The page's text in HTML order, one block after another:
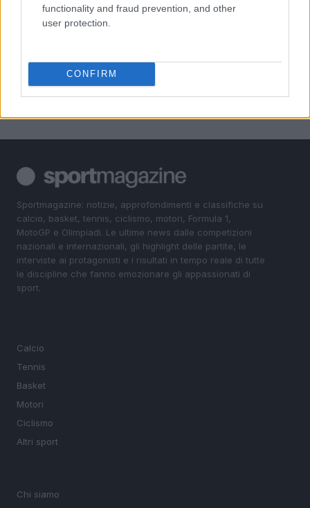
functionality and fraud prevention, and other
user protection.
CONFIRM
Il Córdoba ha ottenuto il II Trofeo Puertas dopo aver
sconfitto il Rayo ai rigori.
5
neve a bassa quota
Sportmagazine: notizie, approfondimenti e classifiche su
calcio, basket, tennis, ciclismo, motori, Formula 1,
MotoGP e Olimpiadi. Le ultime news dalle competizioni
nazionali e internazionali, gli highlight delle partite, le
interviste ai protagonisti e i risultati in tempo reale di tutte
le discipline che fanno emozionare gli appassionati di
sport.
Calcio
Tennis
Basket
Motori
Ciclismo
Altri sport
Chi siamo